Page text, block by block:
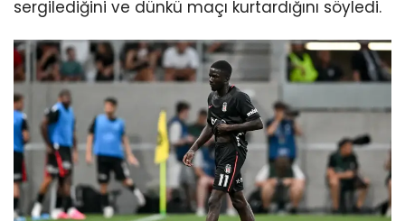
sergilediğini ve dünkü maçı kurtardığını söyledi.